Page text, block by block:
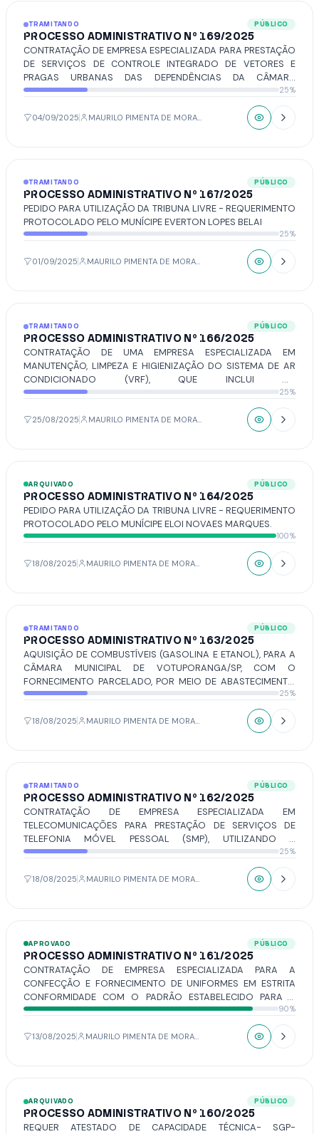
TRAMITANDO PÚBLICO
PROCESSO ADMINISTRATIVO Nº 169/2025
CONTRATAÇÃO DE EMPRESA ESPECIALIZADA PARA PRESTAÇÃO
DE SERVIÇOS DE CONTROLE INTEGRADO DE VETORES E
PRAGAS URBANAS DAS DEPENDÊNCIAS DA CÂMARA
MUNICIPAL DE VOTUPORANGA.
25%
04/09/2025 MAURILO PIMENTA DE MORAIS
TRAMITANDO PÚBLICO
PROCESSO ADMINISTRATIVO Nº 167/2025
PEDIDO PARA UTILIZAÇÃO DA TRIBUNA LIVRE - REQUERIMENTO
PROTOCOLADO PELO MUNÍCIPE EVERTON LOPES BELAI
25%
01/09/2025 MAURILO PIMENTA DE MORAIS
TRAMITANDO PÚBLICO
PROCESSO ADMINISTRATIVO Nº 166/2025
CONTRATAÇÃO DE UMA EMPRESA ESPECIALIZADA EM
MANUTENÇÃO, LIMPEZA E HIGIENIZAÇÃO DO SISTEMA DE AR
CONDICIONADO (VRF), QUE INCLUI OS
MOTORES/EQUIPAMENTOS PRINCIPAIS, DISPOSITIVOS DE
REFRIGERAÇÃO, UNIDADES CONDENSADORAS, TUBULAÇÕES E
ACESSÓRIOS INSTALADOS PARA CLIMATIZAÇÃO DOS
AMBIENTES NAS SALAS ADMINISTRATIVAS, GABINETES DOS
CONVERSÃO DO PROCESSO FÍSICO EM DIGITAL/TRAMITAÇÃO).
25%
25/08/2025
ARQUIVADO PÚBLICO
PROCESSO ADMINISTRATIVO Nº 164/2025
PEDIDO PARA UTILIZAÇÃO DA TRIBUNA LIVRE - REQUERIMENTO
PROTOCOLADO PELO MUNÍCIPE ELOI NOVAES MARQUES.
100%
18/08/2025 MAURILO PIMENTA DE MORAIS
TRAMITANDO PÚBLICO
PROCESSO ADMINISTRATIVO Nº 163/2025
AQUISIÇÃO DE COMBUSTÍVEIS (GASOLINA E ETANOL), PARA A
CÂMARA MUNICIPAL DE VOTUPORANGA/SP, COM O
FORNECIMENTO PARCELADO, POR MEIO DE ABASTECIMENTO
DIRETAMENTE NA BOMBA DO FORNECEDOR, POR UM PERÍODO
25%
18/08/2025 MAURILO PIMENTA DE MORAIS
TRAMITANDO PÚBLICO
PROCESSO ADMINISTRATIVO Nº 162/2025
CONTRATAÇÃO DE EMPRESA ESPECIALIZADA EM
TELECOMUNICAÇÕES PARA PRESTAÇÃO DE SERVIÇOS DE
TELEFONIA MÓVEL PESSOAL (SMP), UTILIZANDO A
TECNOLOGIA GSM EM FORMATO DIGITAL, DISPONIBILIZADO
ATRAVÉS DE PLANOS MENSAIS PÓS-PAGOS, COM
FORNECIMENTO DE APARELHOS EM REGIME DE COMODATO,
POR UM PERÍODO DE 12 (DOZE) MESES, PARA A CÂMARA
25%
18/08/2025
APROVADO PÚBLICO
PROCESSO ADMINISTRATIVO Nº 161/2025
CONTRATAÇÃO DE EMPRESA ESPECIALIZADA PARA A
CONFECÇÃO E FORNECIMENTO DE UNIFORMES EM ESTRITA
CONFORMIDADE COM O PADRÃO ESTABELECIDO PARA A
IDENTIDADE VISUAL DOS SERVIDORES DA CÂMARA MUNICIPAL
90%
13/08/2025 MAURILO PIMENTA DE MORAIS
ARQUIVADO PÚBLICO
PROCESSO ADMINISTRATIVO Nº 160/2025
REQUER ATESTADO DE CAPACIDADE TÉCNICA- SGP-